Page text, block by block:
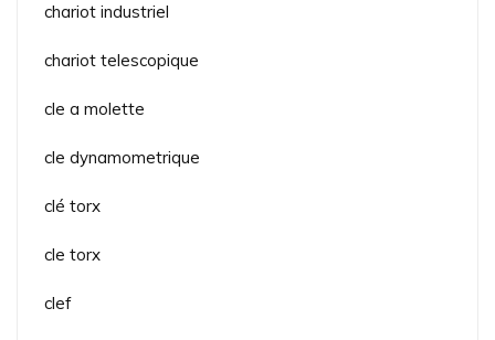
chariot industriel
chariot telescopique
cle a molette
cle dynamometrique
clé torx
cle torx
clef